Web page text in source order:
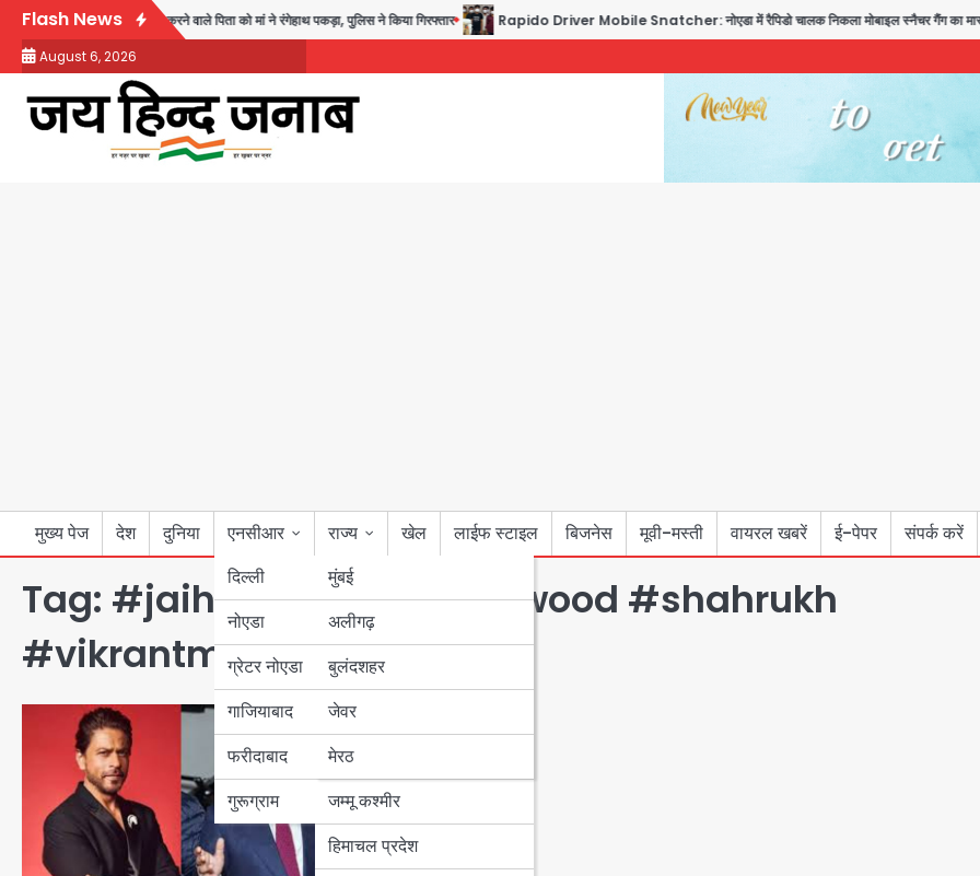
Skip
content
Flash News
अश्लील हरकत करने वाले पिता को मां ने रंगेहाथ पकड़ा, पुलिस ने किया गिरफ्तार Rapido Driver Mobile Snatcher: नोएडा में रैपिडो चालक निकला मोबाइल स्नैचर गैंग का मास्टरमाइंड,
August 6, 2026
मुख्य पेज देश दुनिया
एनसीआर
दिल्ली
नोएडा
ग्रेटर नोएडा
गाजियाबाद
फरीदाबाद
गुरूग्राम
राज्य
मुंबई
उत्तर प्रदेश
अलीगढ़
बुलंदशहर
जेवर
मेरठ
बिहार
पंजाब
हरियाणा
जम्मू कश्मीर
हिमाचल प्रदेश
खेल लाईफ स्टाइल बिजनेस मूवी-मस्ती वायरल खबरें ई-पेपर संपर्क करें
Tag: #jaihindjanab #bollywood #shahrukh
#vikrantmasi